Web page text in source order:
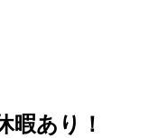
暇あり！